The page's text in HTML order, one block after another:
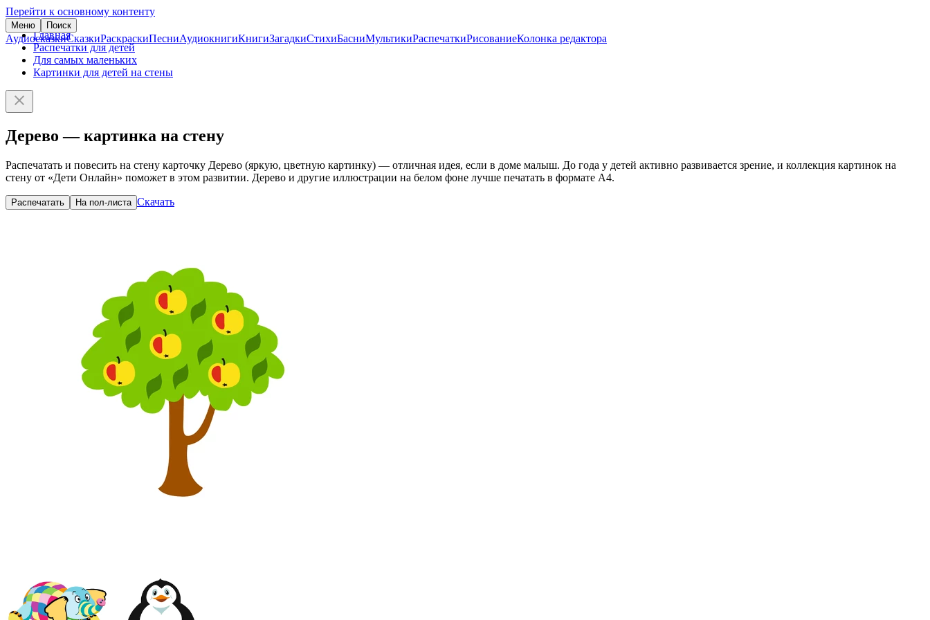
Перейти к основному контенту
Меню Поиск
АудиосказкиСказкиРаскраскиПесниАудиокнигиКнигиЗагадкиСтихиБасниМультикиРаспечаткиРисованиеКолонка редактора
Главная
Распечатки для детей
Для самых маленьких
Картинки для детей на стены
Дерево — картинка на стену
Распечатать и повесить на стену карточку Дерево (яркую, цветную картинку) — отличная идея, если в доме малыш. До года у детей активно развивается зрение, и коллекция картинок на
стену от «Дети Онлайн» поможет в этом развитии. Дерево и другие иллюстрации на белом фоне лучше печатать в формате А4.
Распечатать На пол-листа Скачать